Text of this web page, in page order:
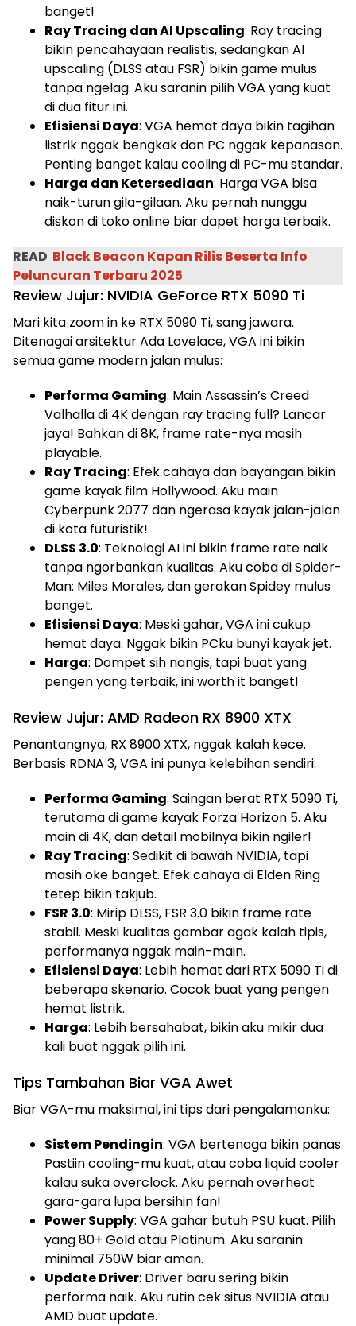
banget!
Ray Tracing dan AI Upscaling: Ray tracing
bikin pencahayaan realistis, sedangkan AI
upscaling (DLSS atau FSR) bikin game mulus
tanpa ngelag. Aku saranin pilih VGA yang kuat
di dua fitur ini.
Efisiensi Daya: VGA hemat daya bikin tagihan
listrik nggak bengkak dan PC nggak kepanasan.
Penting banget kalau cooling di PC-mu standar.
Harga dan Ketersediaan: Harga VGA bisa
naik-turun gila-gilaan. Aku pernah nunggu
diskon di toko online biar dapet harga terbaik.
READ Black Beacon Kapan Rilis Beserta Info
Peluncuran Terbaru 2025
Review Jujur: NVIDIA GeForce RTX 5090 Ti
Mari kita zoom in ke RTX 5090 Ti, sang jawara.
Ditenagai arsitektur Ada Lovelace, VGA ini bikin
semua game modern jalan mulus:
Performa Gaming: Main Assassin’s Creed
Valhalla di 4K dengan ray tracing full? Lancar
jaya! Bahkan di 8K, frame rate-nya masih
playable.
Ray Tracing: Efek cahaya dan bayangan bikin
game kayak film Hollywood. Aku main
Cyberpunk 2077 dan ngerasa kayak jalan-jalan
di kota futuristik!
DLSS 3.0: Teknologi AI ini bikin frame rate naik
tanpa ngorbankan kualitas. Aku coba di Spider-
Man: Miles Morales, dan gerakan Spidey mulus
banget.
Efisiensi Daya: Meski gahar, VGA ini cukup
hemat daya. Nggak bikin PCku bunyi kayak jet.
Harga: Dompet sih nangis, tapi buat yang
pengen yang terbaik, ini worth it banget!
Review Jujur: AMD Radeon RX 8900 XTX
Penantangnya, RX 8900 XTX, nggak kalah kece.
Berbasis RDNA 3, VGA ini punya kelebihan sendiri:
Performa Gaming: Saingan berat RTX 5090 Ti,
terutama di game kayak Forza Horizon 5. Aku
main di 4K, dan detail mobilnya bikin ngiler!
Ray Tracing: Sedikit di bawah NVIDIA, tapi
masih oke banget. Efek cahaya di Elden Ring
tetep bikin takjub.
FSR 3.0: Mirip DLSS, FSR 3.0 bikin frame rate
stabil. Meski kualitas gambar agak kalah tipis,
performanya nggak main-main.
Efisiensi Daya: Lebih hemat dari RTX 5090 Ti di
beberapa skenario. Cocok buat yang pengen
hemat listrik.
Harga: Lebih bersahabat, bikin aku mikir dua
kali buat nggak pilih ini.
Tips Tambahan Biar VGA Awet
Biar VGA-mu maksimal, ini tips dari pengalamanku:
Sistem Pendingin: VGA bertenaga bikin panas.
Pastiin cooling-mu kuat, atau coba liquid cooler
kalau suka overclock. Aku pernah overheat
gara-gara lupa bersihin fan!
Power Supply: VGA gahar butuh PSU kuat. Pilih
yang 80+ Gold atau Platinum. Aku saranin
minimal 750W biar aman.
Update Driver: Driver baru sering bikin
performa naik. Aku rutin cek situs NVIDIA atau
AMD buat update.